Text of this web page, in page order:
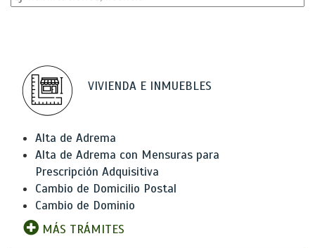
VIVIENDA E INMUEBLES
Alta de Adrema
Alta de Adrema con Mensuras para
Prescripción Adquisitiva
Cambio de Domicilio Postal
Cambio de Dominio
MÁS TRÁMITES